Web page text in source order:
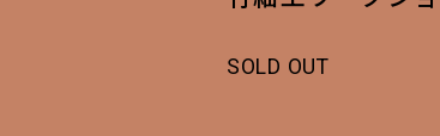
SOLD OUT